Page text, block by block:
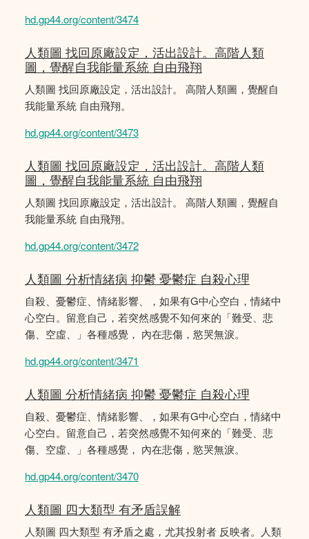
hd.gp44.org/content/3474
人類圖 找回原廠設定，活出設計。高階人類
圖，覺醒自我能量系統 自由飛翔
人類圖 找回原廠設定，活出設計。 高階人類圖，覺醒自
我能量系統 自由飛翔。
hd.gp44.org/content/3473
人類圖 找回原廠設定，活出設計。高階人類
圖，覺醒自我能量系統 自由飛翔
人類圖 找回原廠設定，活出設計。 高階人類圖，覺醒自
我能量系統 自由飛翔。
hd.gp44.org/content/3472
人類圖 分析情緒病 抑鬱 憂鬱症 自殺心理
自殺、憂鬱症、情緒影響、，如果有G中心空白，情緒中
心空白。留意自己，若突然感覺不知何來的「難受、悲
傷、空虛、」各種感覺， 內在悲傷，慾哭無淚。
hd.gp44.org/content/3471
人類圖 分析情緒病 抑鬱 憂鬱症 自殺心理
自殺、憂鬱症、情緒影響、，如果有G中心空白，情緒中
心空白。留意自己，若突然感覺不知何來的「難受、悲
傷、空虛、」各種感覺， 內在悲傷，慾哭無淚。
hd.gp44.org/content/3470
人類圖 四大類型 有矛盾誤解
人類圖 四大類型 有矛盾之處，尤其投射者 反映者。人類